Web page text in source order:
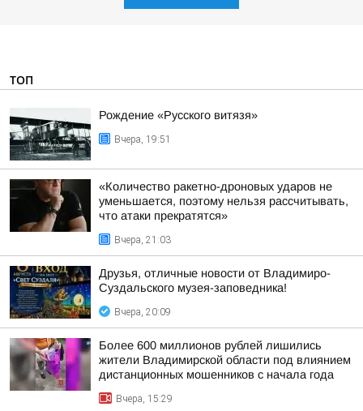
ТОП
Рождение «Русского витязя»
Вчера, 19:51
«Количество ракетно-дроновых ударов не
уменьшается, поэтому нельзя рассчитывать,
что атаки прекратятся»
Вчера, 21:03
Друзья, отличные новости от Владимиро-
Суздальского музея-заповедника!
Вчера, 20:09
Более 600 миллионов рублей лишились
жители Владимирской области под влиянием
дистанционных мошенников с начала года
Вчера, 15:29